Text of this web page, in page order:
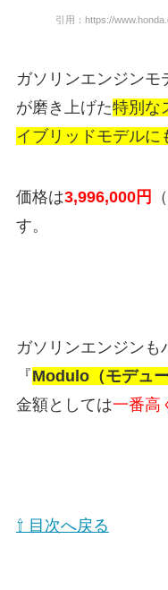
引用：https://
ガソリンエンジンモ
が磨き上げた特別な
イブリッドモデルに
価格は3,996,000円
す。
ガソリンエンジンも
『Modulo（モデュ
金額としては一番高
⇧ 目次へ戻る